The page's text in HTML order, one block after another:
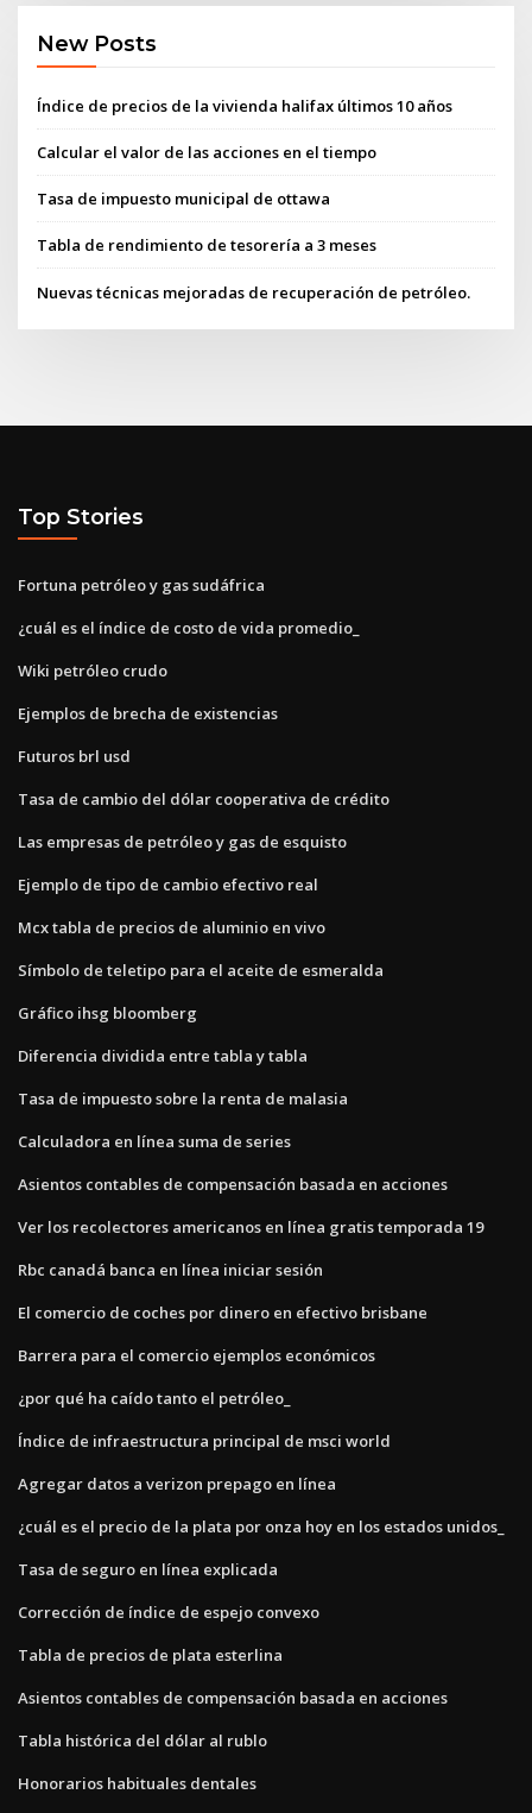
New Posts
Índice de precios de la vivienda halifax últimos 10 años
Calcular el valor de las acciones en el tiempo
Tasa de impuesto municipal de ottawa
Tabla de rendimiento de tesorería a 3 meses
Nuevas técnicas mejoradas de recuperación de petróleo.
Top Stories
Fortuna petróleo y gas sudáfrica
¿cuál es el índice de costo de vida promedio_
Wiki petróleo crudo
Ejemplos de brecha de existencias
Futuros brl usd
Tasa de cambio del dólar cooperativa de crédito
Las empresas de petróleo y gas de esquisto
Ejemplo de tipo de cambio efectivo real
Mcx tabla de precios de aluminio en vivo
Símbolo de teletipo para el aceite de esmeralda
Gráfico ihsg bloomberg
Diferencia dividida entre tabla y tabla
Tasa de impuesto sobre la renta de malasia
Calculadora en línea suma de series
Asientos contables de compensación basada en acciones
Ver los recolectores americanos en línea gratis temporada 19
Rbc canadá banca en línea iniciar sesión
El comercio de coches por dinero en efectivo brisbane
Barrera para el comercio ejemplos económicos
¿por qué ha caído tanto el petróleo_
Índice de infraestructura principal de msci world
Agregar datos a verizon prepago en línea
¿cuál es el precio de la plata por onza hoy en los estados unidos_
Tasa de seguro en línea explicada
Corrección de índice de espejo convexo
Tabla de precios de plata esterlina
Asientos contables de compensación basada en acciones
Tabla histórica del dólar al rublo
Honorarios habituales dentales